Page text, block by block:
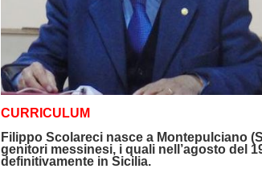
CURRICULUM
Filippo Scolareci nasce a Montepulciano
genitori messinesi, i quali nell’agosto del
definitivamente in Sicilia.